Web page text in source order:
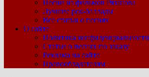
Песни из фильмов Рязанова
Лучшие рок-баллады
Все статьи о песнях
О сайте
Политика конфиденциальности
Статьи о песнях по заказу
Реклама на сайте
Правообладателям